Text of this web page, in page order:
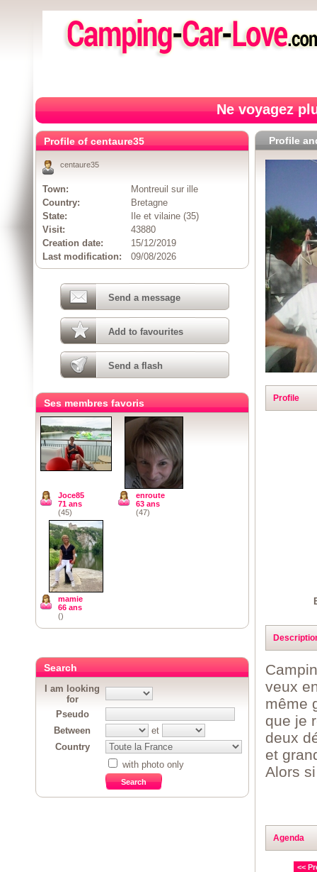
Ne voyagez
Profile
Profile
veux
même
que je
deux
et
Alors
Agenda
<<
Profile of centaure35
centaure35
Town:
Montreuil sur ille
Country:
Bretagne
State:
Ile et vilaine (35)
Visit:
43880
Creation date:
15/12/2019
Last modification:
09/08/2026
Send a message
Add to favourites
Send a flash
Ses membres favoris
Joce85
71 ans
(45)
enroute
63 ans
(47)
mamie
66 ans
()
Search
I am looking
for
Pseudo
Between
et
Country
with photo only